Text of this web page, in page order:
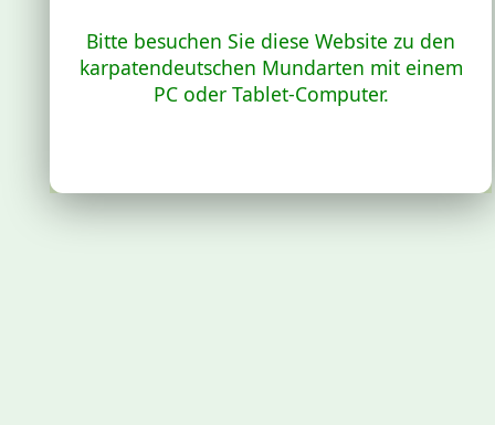
Bitte besuchen Sie diese Website zu den
karpatendeutschen Mundarten mit einem
PC oder Tablet-Computer.